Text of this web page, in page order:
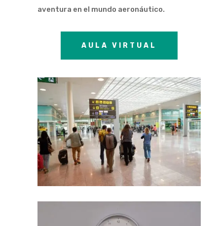
aventura en el mundo aeronáutico.
AULA VIRTUAL